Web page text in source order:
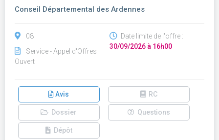
Conseil Départemental des Ardennes
08
Service - Appel d'Offres
Ouvert
Date limite de l'offre :
30/09/2026 à 16h00
Avis RC
Dossier Questions
Dépôt